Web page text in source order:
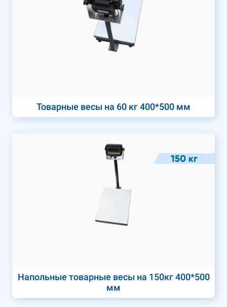
Товарные весы на 60 кг 400*500 мм
Напольные товарные весы на 150кг 400*500
мм